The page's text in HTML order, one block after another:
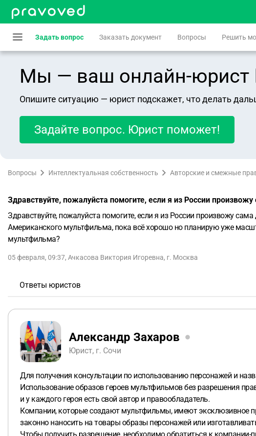
Задать вопрос Заказать документ Вопросы Решить
Мы — ваш онлайн-юрист
Опишите ситуацию — юрист подскажет, что делать
Задайте вопрос. Юрист поможет!
Вопросы Интеллектуальная собственность Авторские и смежные
Здравствуйте, пожалуйста помогите, если я из России
Здравствуйте, пожалуйста помогите, если я из России произвожу
Американского мультфильма, пока всё хорошо но планирую уже
мультфильма?
05 февраля, 09:37, Ачкасова Виктория Игоревна, г. Москва
Ответы юристов
Александр Захаров
Юрист, г. Сочи
Для получения консультации по использованию персонажей и
Использование образов героев мультфильмов без разрешения
и у каждого героя есть свой автор и правообладатель.
Компании, которые создают мультфильмы, имеют эксклюзивное
законно наносить на товары образы персонажей или